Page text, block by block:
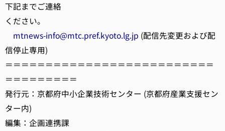
下記までご連絡
ください。
mtnews-info@mtc.pref.kyoto.lg.jp (配信先変更および配
信停止専用)
＝＝＝＝＝＝＝＝＝＝＝＝＝＝＝＝＝＝＝＝＝＝＝＝＝＝
＝＝＝＝＝＝＝＝＝
発行元：京都府中小企業技術センター (京都府産業支援セン
ター内)
編集：企画連携課